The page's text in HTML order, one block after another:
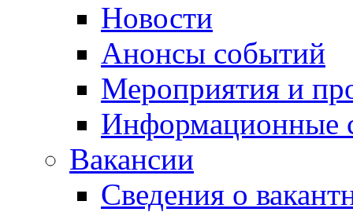
Новости
Анонсы событий
Мероприятия и
Информационные
Вакансии
Сведения о